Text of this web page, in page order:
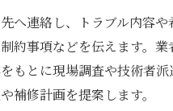
へ連絡し、トラブル内容
約事項などを伝えます。業
もとに現場調査や技術者
補修計画を提案します。